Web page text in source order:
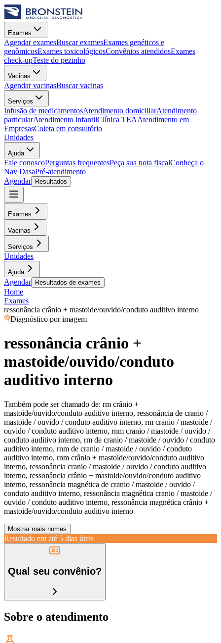
Exames
Agendar examesBuscar examesExames genéticos e
genômicosExames toxicológicosConvênios atendidosExames
check-upTeste do pezinho
Vacinas
Agendar vacinasBuscar vacinas
Serviços
Infusão de medicamentosAtendimento domiciliarAtendimento
particularAtendimento infantilClínica TEAAtendimento em
EmpresasColeta em consultório
Unidades
Ajuda
Fale conoscoPerguntas frequentesPeça sua nota fiscalConheça o
Nav DasaPré-atendimento
Agendar
Resultados
Exames
Vacinas
Serviços
Unidades
Ajuda
Agendar Resultados de exames
Home
Exames
ressonância crânio + mastoide/ouvido/conduto auditivo interno
Diagnóstico por imagem
ressonância crânio +
mastoide/ouvido/conduto
auditivo interno
Também pode ser chamado de: rm crânio +
mastoide/ouvido/conduto auditivo interno, ressonância de cranio /
mastoide / ouvido / conduto auditivo interno, rm cranio / mastoide /
ouvido / conduto auditivo interno, rnm cranio / mastoide / ouvido /
conduto auditivo interno, rm de cranio / mastoide / ouvido / conduto
auditivo interno, rnm de cranio / mastoide / ouvido / conduto
auditivo interno, rnm crânio + mastoide/ouvido/conduto auditivo
interno, ressonância cranio / mastoide / ouvido / conduto auditivo
interno, ressonância crânio + mastoide/ouvido/conduto auditivo
interno, ressonância magnética de cranio / mastoide / ouvido /
conduto auditivo interno, ressonância magnética cranio / mastoide /
ouvido / conduto auditivo interno, ressonância magnética crânio +
mastoide/ouvido/conduto auditivo interno
Mostrar mais nomes
Resultado em até 5 dias úteis
Qual seu convênio?
Sobre o atendimento